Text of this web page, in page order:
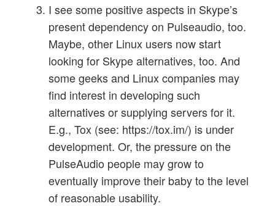
I see some positive aspects in Skype’s
present dependency on Pulseaudio, too.
Maybe, other Linux users now start
looking for Skype alternatives, too. And
some geeks and Linux companies may
find interest in developing such
alternatives or supplying servers for it.
E.g., Tox (see: https://tox.im/) is under
development. Or, the pressure on the
PulseAudio people may grow to
eventually improve their baby to the level
of reasonable usability.